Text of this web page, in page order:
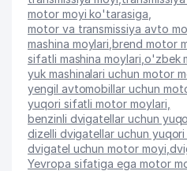
motor moyi ko'tarasiga
motor va transmissiya avto
mashina moylari ,brend motor
sifatli mashina moylari o'zbek
yuk mashinalari uchun motor
yengil avtomobillar uchun
yuqori sifatli motor moylari
benzinli dvigatellar uchun
dizelli dvigatellar uchun
dvigatel uchun motor moyi
Yevropa sifatiga ega motor